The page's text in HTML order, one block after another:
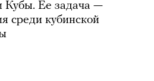
Кубы. Ее задача —
среди кубинской